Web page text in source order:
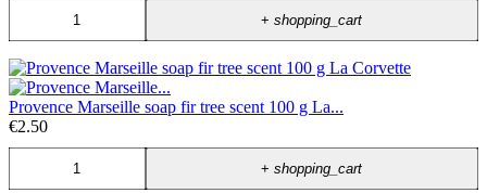
+shopping_cart
Provence Marseille soap fir tree scent 100 g La...
€2.50
+shopping_cart